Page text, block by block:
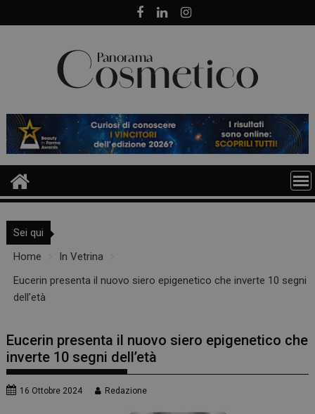
to
Sei qui
Home
In Vetrina
Eucerin presenta il nuovo siero epigenetico che inverte 10 segni
dell’età
Eucerin presenta il nuovo siero epigenetico che
inverte 10 segni dell’età
16 Ottobre 2024 Redazione